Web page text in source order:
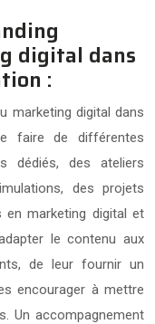
digital dans
:
marketing digital dans
faire de différentes
dédiés, des ateliers
des projets
en marketing digital et
le contenu aux
de leur fournir un
encourager à mettre
Un accompagnement